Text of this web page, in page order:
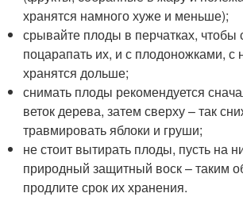
хранятся намного хуже и меньше);
срывайте плоды в перчатках, чтобы
поцарапать их, и с плодоножками, с
хранятся дольше;
снимать плоды рекомендуется
веток дерева, затем сверху – так
травмировать яблоки и груши;
не стоит вытирать плоды, пусть на
природный защитный воск – таким
продлите срок их хранения.